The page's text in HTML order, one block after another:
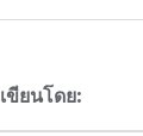
เขียนโดย: